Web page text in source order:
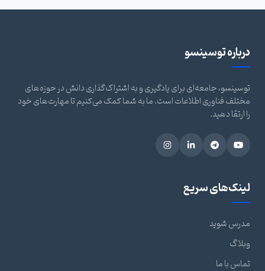
درباره توسینسو
توسینسو، جامعه‌ای برای یادگیری و به اشتراک‌گذاری دانش در حوزه‌های
مختلف فناوری اطلاعات است. ما به شما کمک می‌کنیم تا مهارت‌های خود
را ارتقا دهید.
لینک‌های سریع
مدرس شوید
وبلاگ
تماس با ما